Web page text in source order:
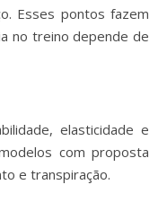
Esses pontos fazem
no treino depende de
elasticidade e
com proposta
e transpiração.